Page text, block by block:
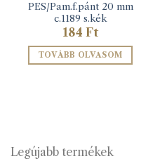
PES/Pam.f.pánt 20 mm
c.1189 s.kék
184 Ft
TOVÁBB OLVASOM
Legújabb termékek